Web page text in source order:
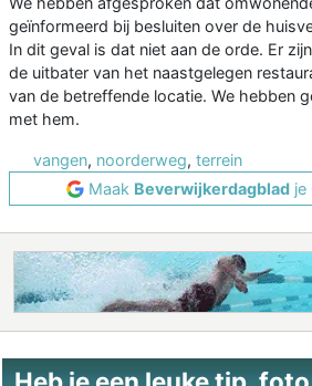
geïnformeerd bij besluiten over de
In dit geval is dat niet aan de orde. Er
de uitbater van het naastgelegen
van de betreffende locatie. We hebben
met hem.
vangen, noorderweg, terrein
Maak Beverwijkerdagblad je